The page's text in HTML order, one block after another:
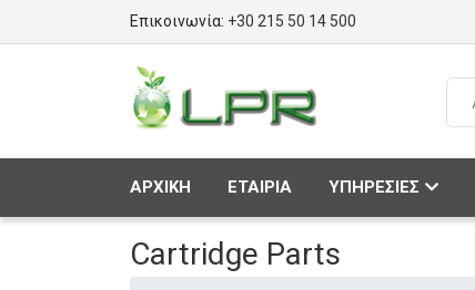
Επικοινωνία: +30 215 50 14 500
ΑΡΧΙΚΗ ΕΤΑΙΡΙΑ ΥΠΗΡΕΣΙΕΣ
Cartridge Parts